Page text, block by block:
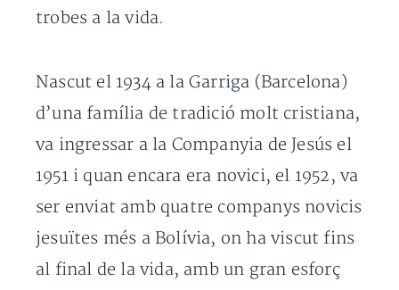
trobes a la vida.
Nascut el 1934 a la Garriga (Barcelona)
d’una família de tradició molt cristiana,
va ingressar a la Companyia de Jesús el
1951 i quan encara era novici, el 1952, va
ser enviat amb quatre companys novicis
jesuïtes més a Bolívia, on ha viscut fins
al final de la vida, amb un gran esforç